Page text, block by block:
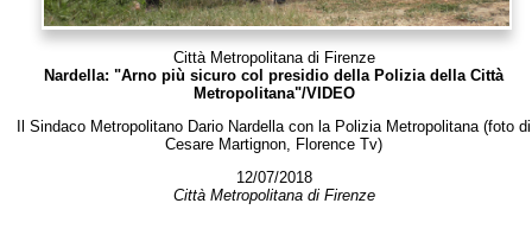
Città Metropolitana di Firenze
Nardella: "Arno più sicuro col presidio della Polizia della Città
Metropolitana"/VIDEO
Il Sindaco Metropolitano Dario Nardella con la Polizia Metropolitana (foto di
Cesare Martignon, Florence Tv)
12/07/2018
Città Metropolitana di Firenze